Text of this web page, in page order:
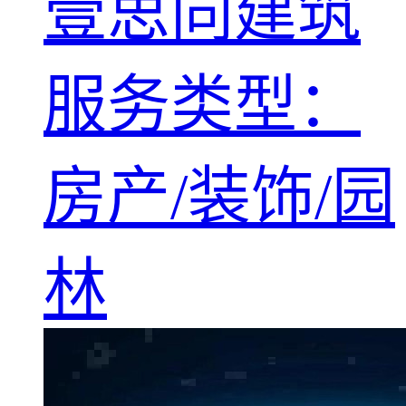
壹思同建筑
服务类型：
房产/装饰/园
林